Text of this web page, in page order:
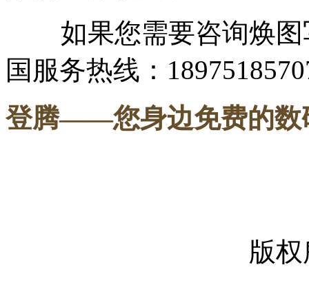
如果您需要咨询焕图
国服务热线：
登腾——您身边免费的数
版